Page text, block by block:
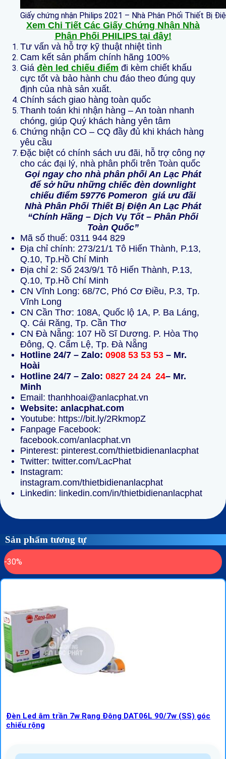
Giấy chứng nhận Philips 2021 – Nhà Phân Phối Thiết Bị
Xem Chi Tiết Các Giấy Chứng Nhận Nhà
Phân Phối PHILIPS tại đây!
Tư vấn và hỗ trợ kỹ thuật nhiệt tình
Cam kết sản phẩm chính hãng 100%
Giá đèn led chiếu điểm đi kèm chiết khấu
cực tốt và bảo hành chu đáo theo đúng quy
định của nhà sản xuất.
Chính sách giao hàng toàn quốc
Thanh toán khi nhận hàng – An toàn nhanh
chóng, giúp Quý khách hàng yên tâm
Chứng nhận CO – CQ đầy đủ khi khách hàng
yêu cầu
Đặc biệt có chính sách ưu đãi, hỗ trợ công nợ
cho các đại lý, nhà phân phối trên Toàn quốc
Gọi ngay cho nhà phân phối An Lạc Phát
để sở hữu những chiếc đèn downlight
chiếu điểm 59776 Pomeron giá ưu đãi
Nhà Phân Phối Thiết Bị Điện An Lạc Phát
“Chính Hãng – Dịch Vụ Tốt – Phân Phối
Toàn Quốc”
Mã số thuế: 0311 944 829
Địa chỉ chính: 273/21/1 Tô Hiến Thành, P.13,
Q.10, Tp.Hồ Chí Minh
Địa chỉ 2: Số 243/9/1 Tô Hiến Thành, P.13,
Q.10, Tp.Hồ Chí Minh
CN Vĩnh Long: 68/7C, Phó Cơ Điều, P.3, Tp.
Vĩnh Long
CN Cần Thơ: 108A, Quốc lộ 1A, P. Ba Láng,
Q. Cái Răng, Tp. Cần Thơ
CN Đà Nẵng: 107 Hồ Sĩ Dương. P. Hòa Thọ
Đông, Q. Cẩm Lệ, Tp. Đà Nẵng
Hotline 24/7 – Zalo: 0908 53 53 53 – Mr.
Hoài
Hotline 24/7 – Zalo: 0827 24 24 24– Mr.
Minh
Email: thanhhoai@anlacphat.vn
Website: anlacphat.com
Youtube: https://bit.ly/2RkmopZ
Fanpage Facebook:
facebook.com/anlacphat.vn
Pinterest: pinterest.com/thietbidienanlacphat
Twitter: twitter.com/LacPhat
Instagram:
instagram.com/thietbidienanlacphat
Linkedin: linkedin.com/in/thietbidienanlacphat
Sản phẩm tương tự
-30%
Đèn Led âm trần 7w Rạng Đông DAT06L 90/7w (SS) góc
chiếu rộng